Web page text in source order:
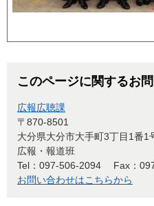
このページに関するお
広報広聴課
〒870-8501
大分県大分市大手町3丁目1番1
広報・報道班
Tel：097-506-2094
Fax：
お問い合わせはこちらから